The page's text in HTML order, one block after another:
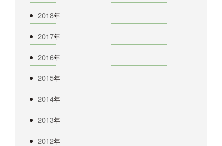
2018年
2017年
2016年
2015年
2014年
2013年
2012年